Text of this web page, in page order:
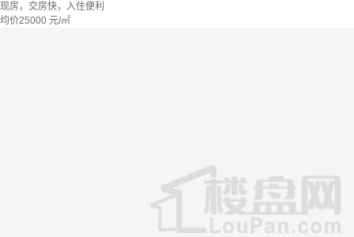
现房，交房快，入住便利
均价25000 元/㎡